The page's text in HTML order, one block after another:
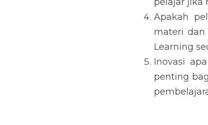
pelajar jika
Apakah
materi
Learning
Inovasi
penting